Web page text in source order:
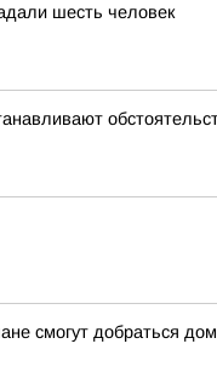
шесть человек
смогут добраться